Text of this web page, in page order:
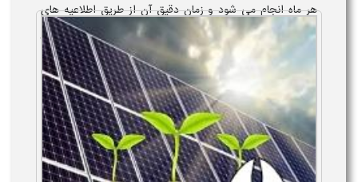
هر ماه انجام می شود و زمان دقیق آن از طریق اطلاعیه های
رسمی اعلام خواهد شد. بر اساس پیش بینی ها، تاریخ واریز
حقوق بازنشستگان ک...